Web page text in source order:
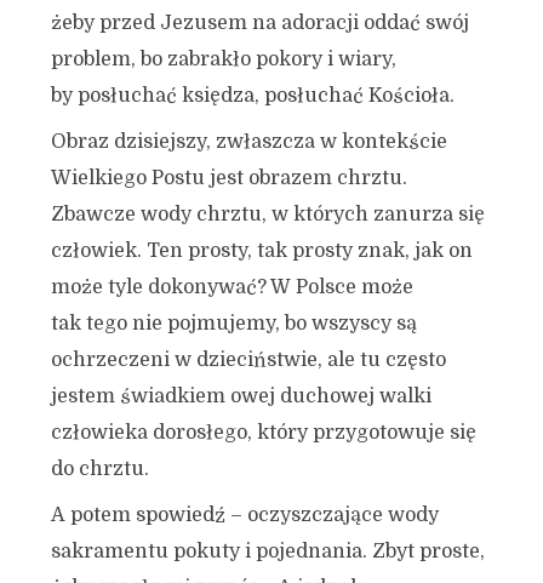
żeby przed Jezusem na adoracji oddać swój
problem, bo zabrakło pokory i wiary,
by posłuchać księdza, posłuchać Kościoła.
Obraz dzisiejszy, zwłaszcza w kontekście
Wielkiego Postu jest obrazem chrztu.
Zbawcze wody chrztu, w których zanurza się
człowiek. Ten prosty, tak prosty znak, jak on
może tyle dokonywać? W Polsce może
tak tego nie pojmujemy, bo wszyscy są
ochrzeczeni w dzieciństwie, ale tu często
jestem świadkiem owej duchowej walki
człowieka dorosłego, który przygotowuje się
do chrztu.
A potem spowiedź – oczyszczające wody
sakramentu pokuty i pojednania. Zbyt proste,